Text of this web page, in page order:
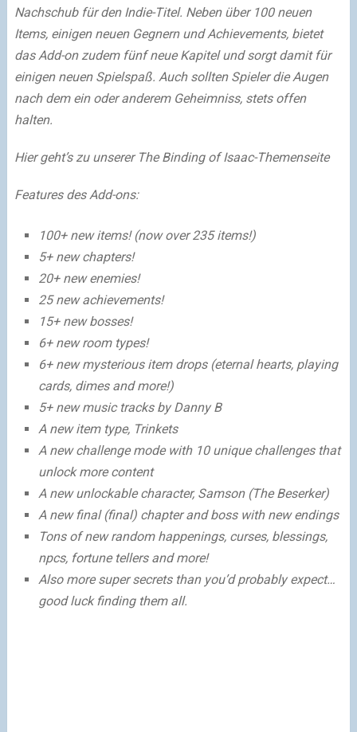
Nachschub für den Indie-Titel. Neben über 100 neuen
Items, einigen neuen Gegnern und Achievements, bietet
das Add-on zudem fünf neue Kapitel und sorgt damit für
einigen neuen Spielspaß. Auch sollten Spieler die Augen
nach dem ein oder anderem Geheimniss, stets offen
halten.
Hier geht’s zu unserer The Binding of Isaac-Themenseite
Features des Add-ons:
100+ new items! (now over 235 items!)
5+ new chapters!
20+ new enemies!
25 new achievements!
15+ new bosses!
6+ new room types!
6+ new mysterious item drops (eternal hearts, playing
cards, dimes and more!)
5+ new music tracks by Danny B
A new item type, Trinkets
A new challenge mode with 10 unique challenges that
unlock more content
A new unlockable character, Samson (The Beserker)
A new final (final) chapter and boss with new endings
Tons of new random happenings, curses, blessings,
npcs, fortune tellers and more!
Also more super secrets than you’d probably expect…
good luck finding them all.